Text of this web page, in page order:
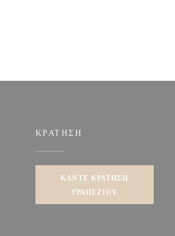
νέο παράθυρο))
ΚΡΆΤΗΣΗ
ΚΆΝΤΕ ΚΡΆΤΗΣΗ
ΤΡΑΠΕΖΙΟΎ